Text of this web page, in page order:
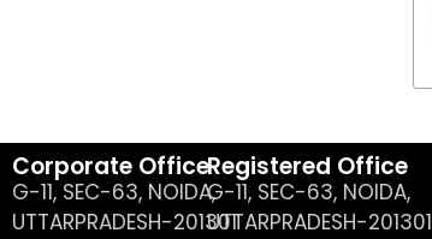
Corporate Office
G-11, SEC-63, NOIDA,
UTTARPRADESH-201301
Registered Office
G-11, SEC-63, NOIDA,
UTTARPRADESH-201301